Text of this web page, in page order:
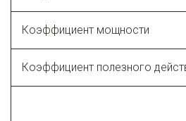
Коэффициент мощности
Коэффициент полезного